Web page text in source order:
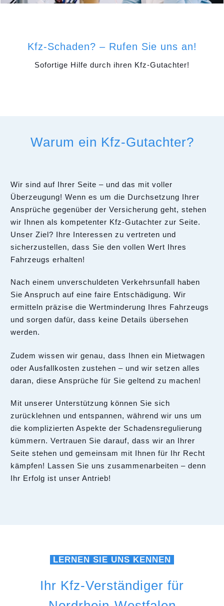
Kfz-Schaden? – Rufen Sie uns an!
Sofortige Hilfe durch ihren Kfz-Gutachter!
Warum ein Kfz-Gutachter?
Wir sind auf Ihrer Seite – und das mit voller
Überzeugung! Wenn es um die Durchsetzung Ihrer
Ansprüche gegenüber der Versicherung geht, stehen
wir Ihnen als kompetenter Kfz-Gutachter zur Seite.
Unser Ziel? Ihre Interessen zu vertreten und
sicherzustellen, dass Sie den vollen Wert Ihres
Fahrzeugs erhalten!
Nach einem unverschuldeten Verkehrsunfall haben
Sie Anspruch auf eine faire Entschädigung. Wir
ermitteln präzise die Wertminderung Ihres Fahrzeugs
und sorgen dafür, dass keine Details übersehen
werden.
Zudem wissen wir genau, dass Ihnen ein Mietwagen
oder Ausfallkosten zustehen – und wir setzen alles
daran, diese Ansprüche für Sie geltend zu machen!
Mit unserer Unterstützung können Sie sich
zurücklehnen und entspannen, während wir uns um
die komplizierten Aspekte der Schadensregulierung
kümmern. Vertrauen Sie darauf, dass wir an Ihrer
Seite stehen und gemeinsam mit Ihnen für Ihr Recht
kämpfen! Lassen Sie uns zusammenarbeiten – denn
Ihr Erfolg ist unser Antrieb!
LERNEN SIE UNS KENNEN
Ihr Kfz-Verständiger für